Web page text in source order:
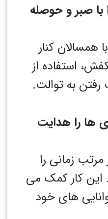
با صبر و حوصله
همسالان کنار
استفاده از
به توالت.
ها را هدایت
مرتب زمانی را
این کار کمک می
های خود